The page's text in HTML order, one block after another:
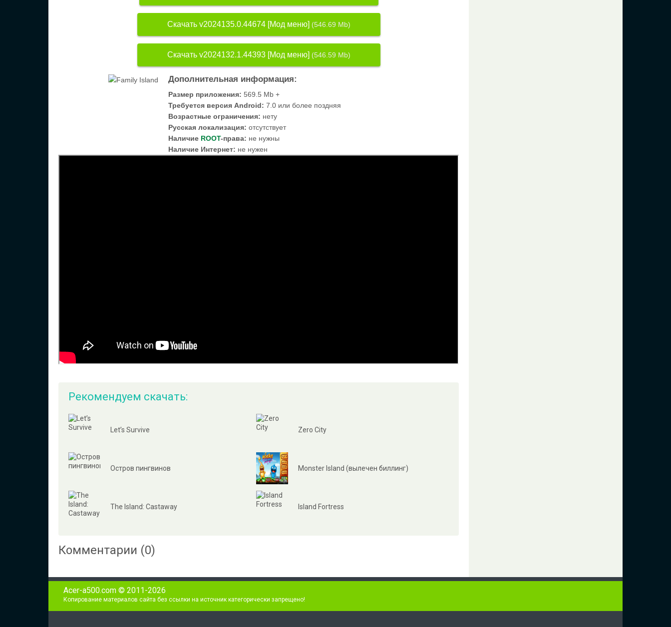
Скачать v2024135.0.44674 [Мод меню] (546.69 Mb)
Скачать v2024132.1.44393 [Мод меню] (546.59 Mb)
Дополнительная информация:
Размер приложения: 569.5 Mb +
Требуется версия Android: 7.0 или более поздняя
Возрастные ограничения: нету
Русская локализация: отсутствует
Наличие ROOT-права: не нужны
Наличие Интернет: не нужен
Рекомендуем скачать:
Let’s Survive Zero City
Остров пингвинов Monster Island (вылечен биллинг)
The Island: Castaway Island Fortress
Комментарии (0)
Acer-a500.com © 2011-2026
Копирование материалов сайта без ссылки на источник категорически запрещено!